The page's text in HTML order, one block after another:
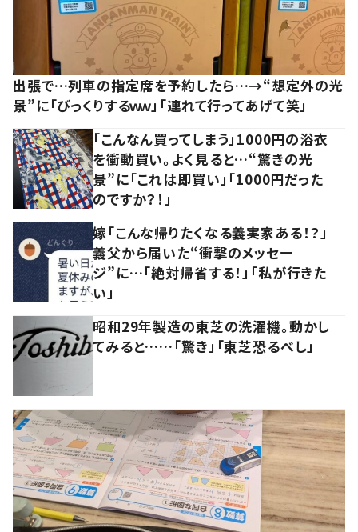
出張で…列車の指定席を予約したら…→“想定外の光
景”に「びっくりするｗｗ」「連れて行ってあげて笑」
「こんなん買ってしまう」1000円の浴衣
を衝動買い。よく見ると…“驚きの光
景”に「これは即買い」「1000円だった
のですか？！」
嫁「こんな帰りたくなる義実家ある！？」
義父から届いた“衝撃のメッセー
ジ”に…「絶対帰省する！」「私が行きた
い」
昭和29年製造の東芝の洗濯機。動かし
てみると……「驚き」「東芝恐るべし」